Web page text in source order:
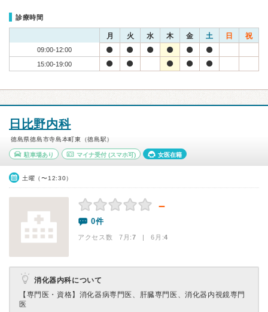
診療時間
月 火 水 木 金 土 日 祝
09:00-12:00
15:00-19:00
日比野内科
徳島県徳島市寺島本町東（徳島駅）
駐車場あり マイナ受付(スマホ可) 女医在籍
土曜（〜12:30）
－
0件
アクセス数 7月:7 | 6月:4
消化器内科について
【専門医・資格】 消化器病専門医、肝臓専門医、消化器内視鏡専門
医